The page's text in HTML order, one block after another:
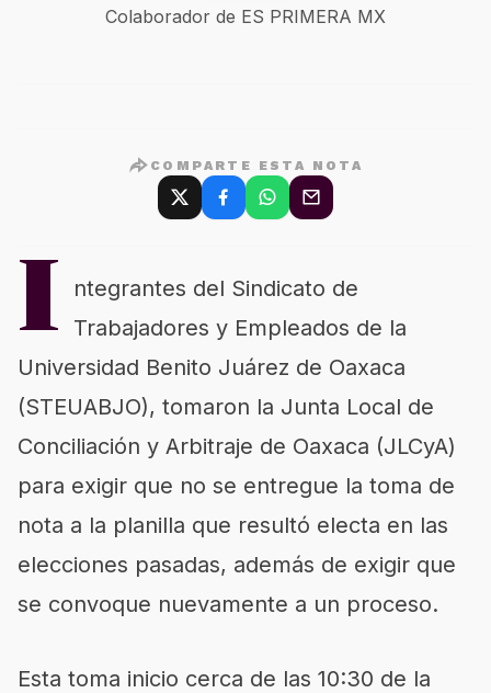
Colaborador de ES PRIMERA MX
COMPARTE ESTA NOTA
I
ntegrantes del Sindicato de
Trabajadores y Empleados de la
Universidad Benito Juárez de Oaxaca
(STEUABJO), tomaron la Junta Local de
Conciliación y Arbitraje de Oaxaca (JLCyA)
para exigir que no se entregue la toma de
nota a la planilla que resultó electa en las
elecciones pasadas, además de exigir que
se convoque nuevamente a un proceso.
Esta toma inicio cerca de las 10:30 de la